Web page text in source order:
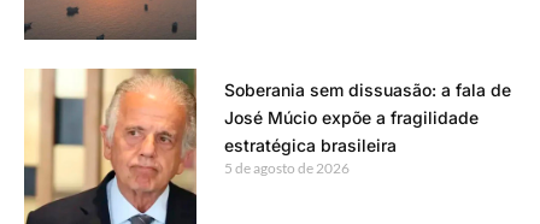
Soberania sem dissuasão: a fala de
José Múcio expõe a fragilidade
estratégica brasileira
5 de agosto de 2026